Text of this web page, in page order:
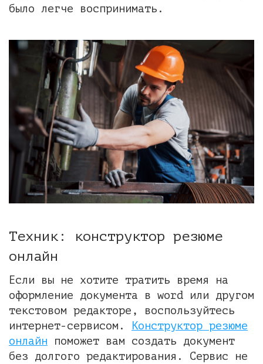
было легче воспринимать.
Техник: конструктор резюме
онлайн
Если вы не хотите тратить время на
оформление документа в word или другом
текстовом редакторе, воспользуйтесь
интернет-сервисом. Конструктор резюме
онлайн поможет вам создать документ
без долгого редактирования. Сервис не